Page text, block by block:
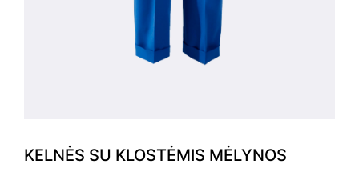
KELNĖS SU KLOSTĖMIS MĖLYNOS